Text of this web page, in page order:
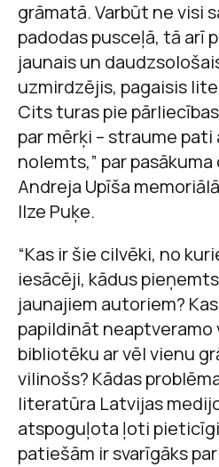
grāmatā. Varbūt ne visi
padodas pusceļā, tā arī
jaunais un
uzmirdzējis, pagaisis
Cits turas pie
par mērķi – straume
nolemts,” par
Andreja Upīša
Ilze Puķe.
“Kas ir šie cilvēki, no
iesācēji, kādus
jaunajiem autoriem?
papildināt neaptveramo
bibliotēku ar vēl vienu
vilinošs? Kādas
literatūra Latvijas
atspoguļota ļoti
patiešām ir svarīgāks